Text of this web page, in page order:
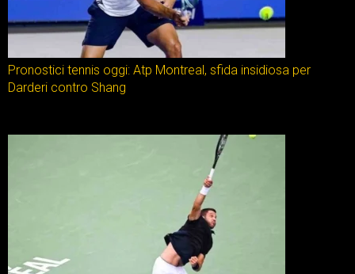
Pronostici tennis oggi: Atp Montreal, sfida insidiosa per
Darderi contro Shang